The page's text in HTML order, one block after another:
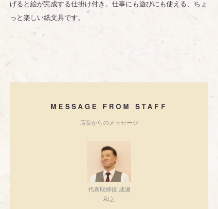
げると絵が完成する仕掛け付き。仕事にも遊びにも使える、ちょ
っと楽しい紙文具です。
MESSAGE FROM STAFF
店長からのメッセージ
代表取締役 成瀬
和之